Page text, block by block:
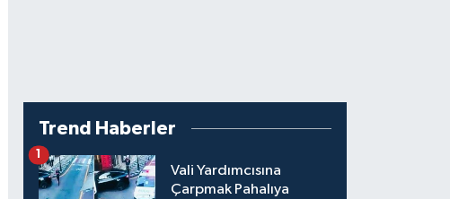
Trend Haberler
Vali Yardımcısına
Çarpmak Pahalıya
1